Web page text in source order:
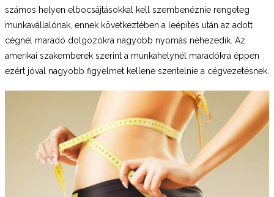
számos helyen elbocsájtásokkal kell szembenéznie rengeteg
munkavállalónak, ennek következtében a leépítés után az adott
cégnél maradó dolgozókra nagyobb nyomás nehezedik. Az
amerikai szakemberek szerint a munkahelynél maradókra éppen
ezért jóval nagyobb figyelmet kellene szentelnie a cégvezetésnek.